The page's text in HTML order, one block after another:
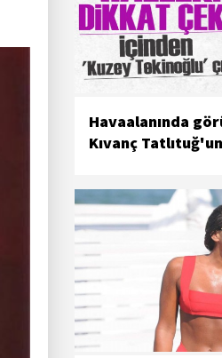
Havaalanında
Kıvanç